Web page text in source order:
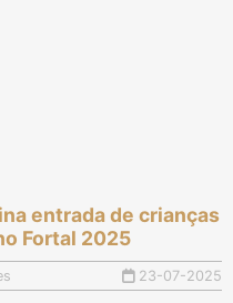
entrada de crianças
Fortal 2025
23-07-2025